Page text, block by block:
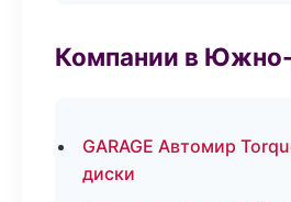
Компании в
GARAGE Автомир
диски